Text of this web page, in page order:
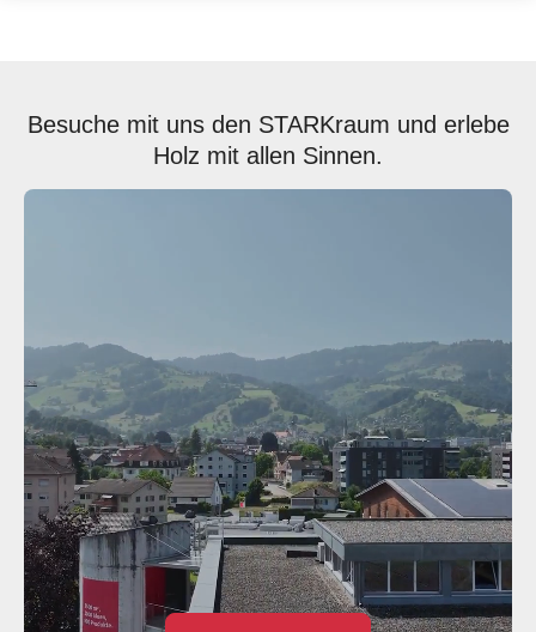
Besuche mit uns den STARKraum und erlebe
Holz mit allen Sinnen.